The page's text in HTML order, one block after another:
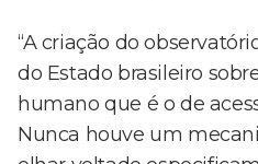
“A criação do
do Estado brasileiro
humano que é o de
Nunca houve um